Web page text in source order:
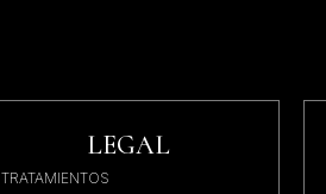
LEGAL
TRATAMIENTOS